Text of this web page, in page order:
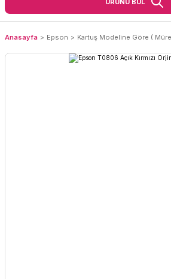
ÜRÜNÜ BUL
Anasayfa Epson Kartuş Modeline Göre (